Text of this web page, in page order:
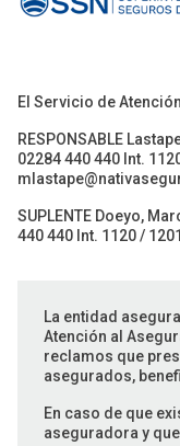
La entidad
Atención al
reclamos que
asegurados,
En caso de que
aseguradora y
El Servicio de
RESPONSABLE
02284 440 440 Int.
SUPLENTE Doeyo,
440 440 Int. 1120 / 1201